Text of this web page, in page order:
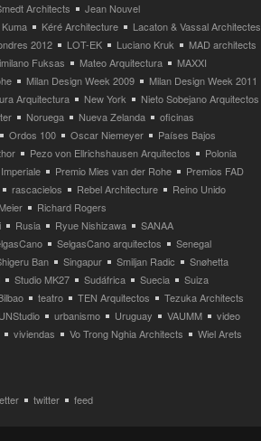
Architects
Jean Nouvel
Kéré Architecture
Lacaton & Vassal Architectes
2012 LOT-EK Luciano Kruk
MAD architects
Fuksas Mateo Arquitectura
MAXXI
Milan Design Week 2009
Milan Design Week 2011
Arquitectura New York
Nieto Sobejano Arquitectos
Noruega Nueva Zelanda
oficinas
Ordos 100 Oscar Niemeyer
Países Bajos
Pezo von Ellrichshausen Arquitectos
Polonia
Premio Mies van der Rohe
Premios FAD
rascacielos Rebel Architecture
Reino Unido
Richard Rogers
Rusia Ryue Nishizawa
SANAA
SelgasCano arquitectos
Senegal
Ban Singapur Smiljan Radic
Snøhetta
Studio MK27 Sudáfrica Suecia
Suiza
teatro TEN Arquitectos
Tezuka Architects
UNStudio urbanismo Uruguay VAUMM
video
viviendas Vo Trong Nghia Architects
Wiel Arets
twitter feed